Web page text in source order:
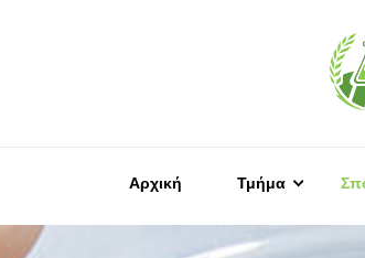
Αρχική Τμήμα